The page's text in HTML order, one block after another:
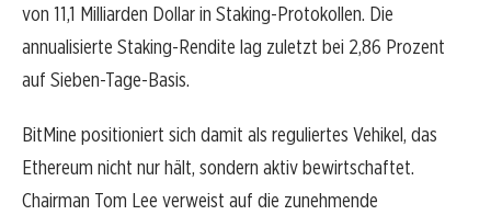
von 11,1 Milliarden Dollar in Staking-Protokollen. Die
annualisierte Staking-Rendite lag zuletzt bei 2,86 Prozent
auf Sieben-Tage-Basis.
BitMine positioniert sich damit als reguliertes Vehikel, das
Ethereum nicht nur hält, sondern aktiv bewirtschaftet.
Chairman Tom Lee verweist auf die zunehmende